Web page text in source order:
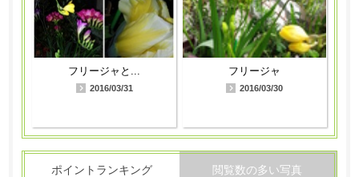
フリージャと...
2016/03/31
フリージャ
2016/03/30
ポイントランキング 閲覧数の多い写真